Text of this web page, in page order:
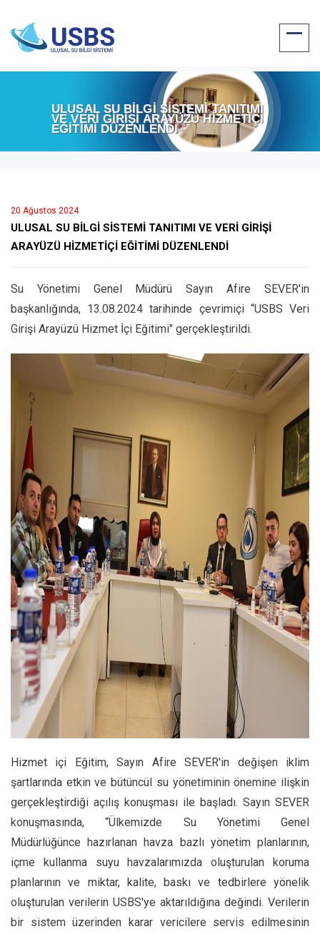
ULUSAL SU BİLGİ SİSTEMİ TANITIMI
VE VERİ GİRİŞİ ARAYÜZÜ HİZMETİÇİ
EĞİTİMİ DÜZENLENDİ
20 Ağustos 2024
ULUSAL SU BİLGİ SİSTEMİ TANITIMI VE VERİ GİRİŞİ
ARAYÜZÜ HİZMETİÇİ EĞİTİMİ DÜZENLENDİ
Su Yönetimi Genel Müdürü Sayın Afire SEVER'in
başkanlığında, 13.08.2024 tarihinde çevrimiçi “USBS Veri
Girişi Arayüzü Hizmet İçi Eğitimi" gerçekleştirildi.
Hizmet içi Eğitim, Sayın Afire SEVER'in değişen iklim
şartlarında etkin ve bütüncül su yönetiminin önemine ilişkin
gerçekleştirdiği açılış konuşması ile başladı. Sayın SEVER
konuşmasında, “Ülkemizde Su Yönetimi Genel
Müdürlüğünce hazırlanan havza bazlı yönetim planlarının,
içme kullanma suyu havzalarımızda oluşturulan koruma
planlarının ve miktar, kalite, baskı ve tedbirlere yönelik
oluşturulan verilerin USBS'ye aktarıldığına değindi. Verilerin
bir sistem üzerinden karar vericilere servis edilmesinin